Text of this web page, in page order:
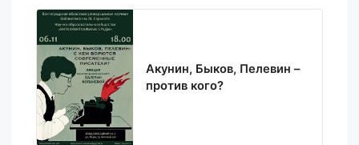
Акунин, Быков, Пелевин –
против кого?